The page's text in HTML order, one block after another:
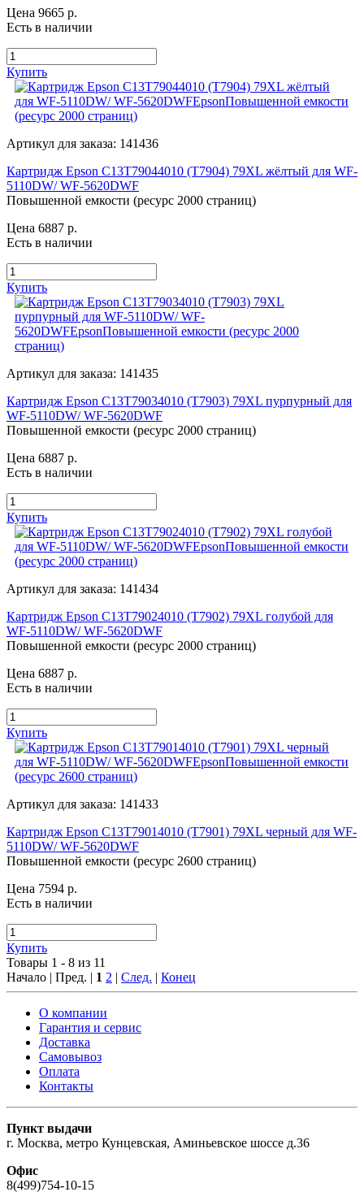
Цена 9665 р.
Есть в наличии
Купить
Артикул для заказа: 141436
Картридж Epson C13T79044010 (T7904) 79XL жёлтый для WF-
5110DW/ WF-5620DWF
Повышенной емкости (ресурс 2000 страниц)
Цена 6887 р.
Есть в наличии
Купить
Артикул для заказа: 141435
Картридж Epson C13T79034010 (T7903) 79XL пурпурный для
WF-5110DW/ WF-5620DWF
Повышенной емкости (ресурс 2000 страниц)
Цена 6887 р.
Есть в наличии
Купить
Артикул для заказа: 141434
Картридж Epson C13T79024010 (T7902) 79XL голубой для
WF-5110DW/ WF-5620DWF
Повышенной емкости (ресурс 2000 страниц)
Цена 6887 р.
Есть в наличии
Купить
Артикул для заказа: 141433
Картридж Epson C13T79014010 (T7901) 79XL черный для WF-
5110DW/ WF-5620DWF
Повышенной емкости (ресурс 2600 страниц)
Цена 7594 р.
Есть в наличии
Купить
Товары 1 - 8 из 11
Начало | Пред. | 1 2 | След. | Конец
О компании
Гарантия и сервис
Доставка
Самовывоз
Оплата
Контакты
Пункт выдачи
г. Москва, метро Кунцевская, Аминьевское шоссе д.36
Офис
8(499)754-10-15